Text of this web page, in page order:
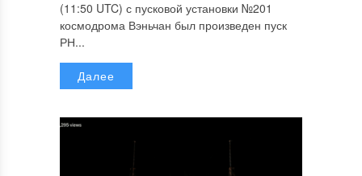
(11:50 UTC) с пусковой установки №201
космодрома Вэньчан был произведен пуск
РН...
Далее